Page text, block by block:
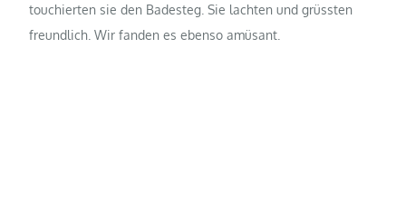
touchierten sie den Badesteg. Sie lachten und grüssten
freundlich. Wir fanden es ebenso amüsant.